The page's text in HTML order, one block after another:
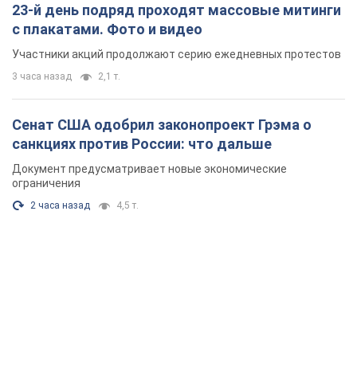
23-й день подряд проходят массовые митинги
с плакатами. Фото и видео
Участники акций продолжают серию ежедневных протестов
3 часа назад 2,1 т.
Сенат США одобрил законопроект Грэма о
санкциях против России: что дальше
Документ предусматривает новые экономические
ограничения
2 часа назад 4,5 т.